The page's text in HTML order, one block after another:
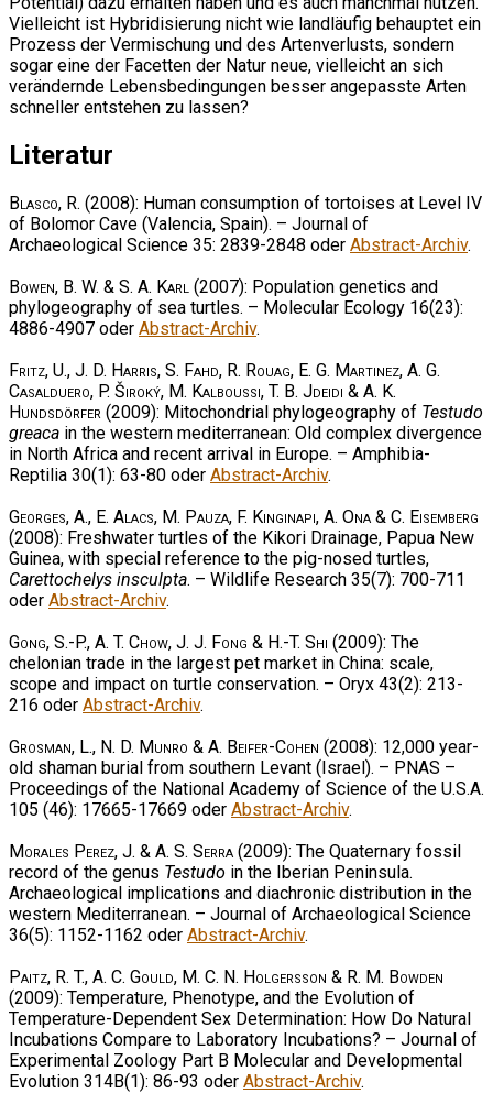
Vielleicht ist Hybridisierung nicht wie landläufig behauptet ein
Prozess der Vermischung und des Artenverlusts, sondern
sogar eine der Facetten der Natur neue, vielleicht an sich
verändernde Lebensbedingungen besser angepasste Arten
schneller entstehen zu lassen?
Literatur
Blasco, R. (2008): Human consumption of tortoises at Level IV
of Bolomor Cave (Valencia, Spain). – Journal of
Archaeological Science 35: 2839-2848 oder Abstract-Archiv.
Bowen, B. W. & S. A. Karl (2007): Population genetics and
phylogeography of sea turtles. – Molecular Ecology 16(23):
4886-4907 oder Abstract-Archiv.
Fritz, U., J. D. Harris, S. Fahd, R. Rouag, E. G. Martinez, A. G.
Casalduero, P. Široký, M. Kalboussi, T. B. Jdeidi & A. K.
Hundsdörfer (2009): Mitochondrial phylogeography of Testudo
greaca in the western mediterranean: Old complex divergence
in North Africa and recent arrival in Europe. – Amphibia-
Reptilia 30(1): 63-80 oder Abstract-Archiv.
Georges, A., E. Alacs, M. Pauza, F. Kinginapi, A. Ona & C. Eisemberg
(2008): Freshwater turtles of the Kikori Drainage, Papua New
Guinea, with special reference to the pig-nosed turtles,
Carettochelys insculpta. – Wildlife Research 35(7): 700-711
oder Abstract-Archiv.
Gong, S.-P., A. T. Chow, J. J. Fong & H.-T. Shi (2009): The
chelonian trade in the largest pet market in China: scale,
scope and impact on turtle conservation. – Oryx 43(2): 213-
216 oder Abstract-Archiv.
Grosman, L., N. D. Munro & A. Beifer-Cohen (2008): 12,000 year-
old shaman burial from southern Levant (Israel). – PNAS –
Proceedings of the National Academy of Science of the U.S.A.
105 (46): 17665-17669 oder Abstract-Archiv.
Morales Perez, J. & A. S. Serra (2009): The Quaternary fossil
record of the genus Testudo in the Iberian Peninsula.
Archaeological implications and diachronic distribution in the
western Mediterranean. – Journal of Archaeological Science
36(5): 1152-1162 oder Abstract-Archiv.
Paitz, R. T., A. C. Gould, M. C. N. Holgersson & R. M. Bowden
(2009): Temperature, Phenotype, and the Evolution of
Temperature-Dependent Sex Determination: How Do Natural
Incubations Compare to Laboratory Incubations? – Journal of
Experimental Zoology Part B Molecular and Developmental
Evolution 314B(1): 86-93 oder Abstract-Archiv.